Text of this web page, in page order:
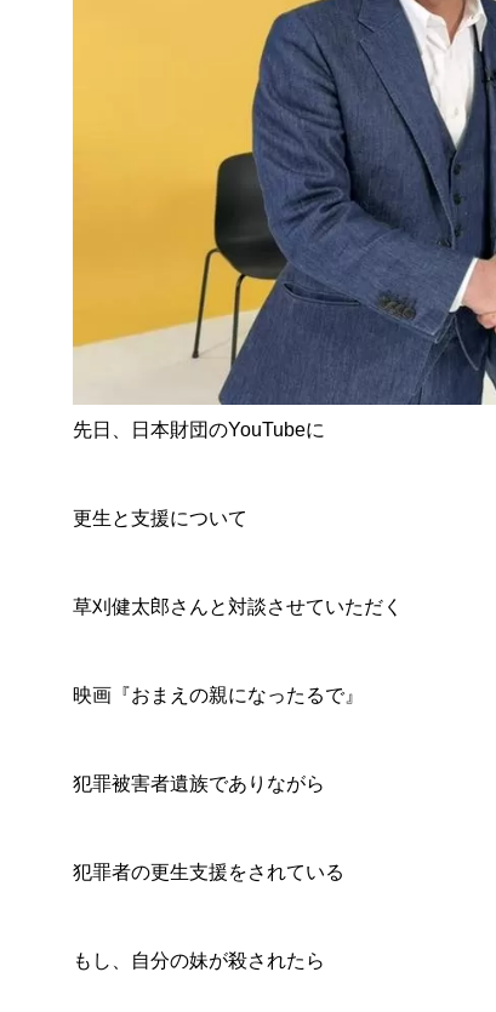
先日、日本財団のYouTubeに
更生と支援について
草刈健太郎さんと対談させていただく
映画『おまえの親になったるで』
犯罪被害者遺族でありながら
犯罪者の更生支援をされている
もし、自分の妹が殺されたら